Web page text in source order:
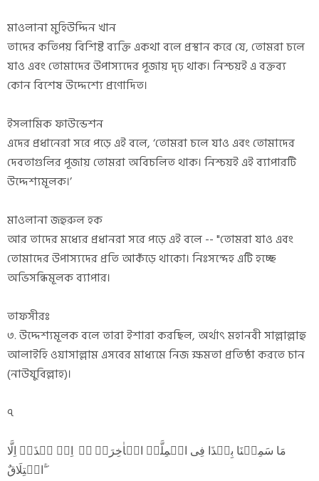
মাওলানা মুহিউদ্দিন খান
তাদের কতিপয় বিশিষ্ট ব্যক্তি একথা বলে প্রস্থান করে যে, তোমরা চলে
যাও এবং তোমাদের উপাস্যদের পূজায় দৃঢ় থাক। নিশ্চয়ই এ বক্তব্য
কোন বিশেষ উদ্দেশ্যে প্রণোদিত।
ইসলামিক ফাউন্ডেশন
এদের প্রধানেরা সরে পড়ে এই বলে, ‘তোমরা চলে যাও এবং তোমাদের
দেবতাগুলির পূজায় তোমরা অবিচলিত থাক। নিশ্চয়ই এই ব্যাপারটি
উদ্দেশ্যমূলক।’
মাওলানা জহুরুল হক
আর তাদের মধ্যের প্রধানরা সরে পড়ে এই বলে -- "তোমরা যাও এবং
তোমাদের উপাস্যদের প্রতি আকঁড়ে থাকো। নিঃসন্দেহ এটি হচ্ছে
অভিসন্ধিমূলক ব্যাপার।
তাফসীরঃ
৩. উদ্দেশ্যমূলক বলে তারা ইশারা করছিল, অর্থাৎ মহানবী সাল্লাল্লাহু
আলাইহি ওয়াসাল্লাম এসবের মাধ্যমে নিজ ক্ষমতা প্রতিষ্ঠা করতে চান
(নাউযুবিল্লাহ)।
৭
مَا سَمِعۡنَا بِہٰذَا فِی الۡمِلَّۃِ الۡاٰخِرَۃِ ۚۖ اِنۡ ہٰذَاۤ اِلَّا
اخۡتِلَاقٌ ۖۚ